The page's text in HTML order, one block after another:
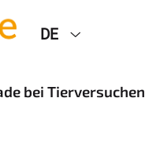
DE
bei Tierversuchen